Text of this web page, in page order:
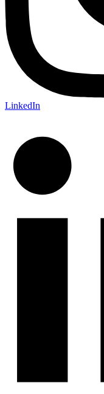
LinkedIn